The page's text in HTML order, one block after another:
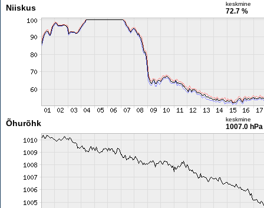
Niiskus keskmine
72.7 %
Õhurõhk keskmine
1007.0 hPa